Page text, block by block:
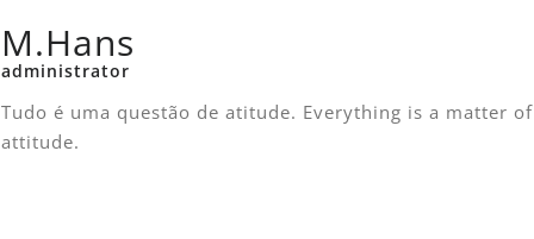
M.Hans
administrator
Tudo é uma questão de atitude. Everything is a matter of
attitude.